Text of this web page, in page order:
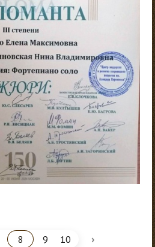
8 9 10 ›